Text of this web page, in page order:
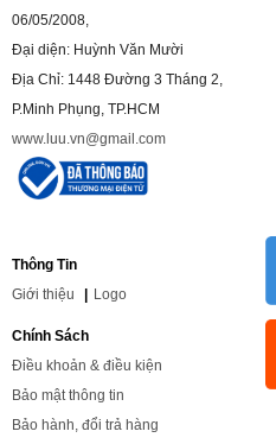
06/05/2008,
Đại diện: Huỳnh Văn Mười
Địa Chỉ: 1448 Đường 3 Tháng 2,
P.Minh Phụng, TP.HCM
www.luu.vn@gmail.com
Thông Tin
Giới thiệu | Logo
Chính Sách
Điều khoản & điều kiện
Bảo mật thông tin
Bảo hành, đổi trả hàng